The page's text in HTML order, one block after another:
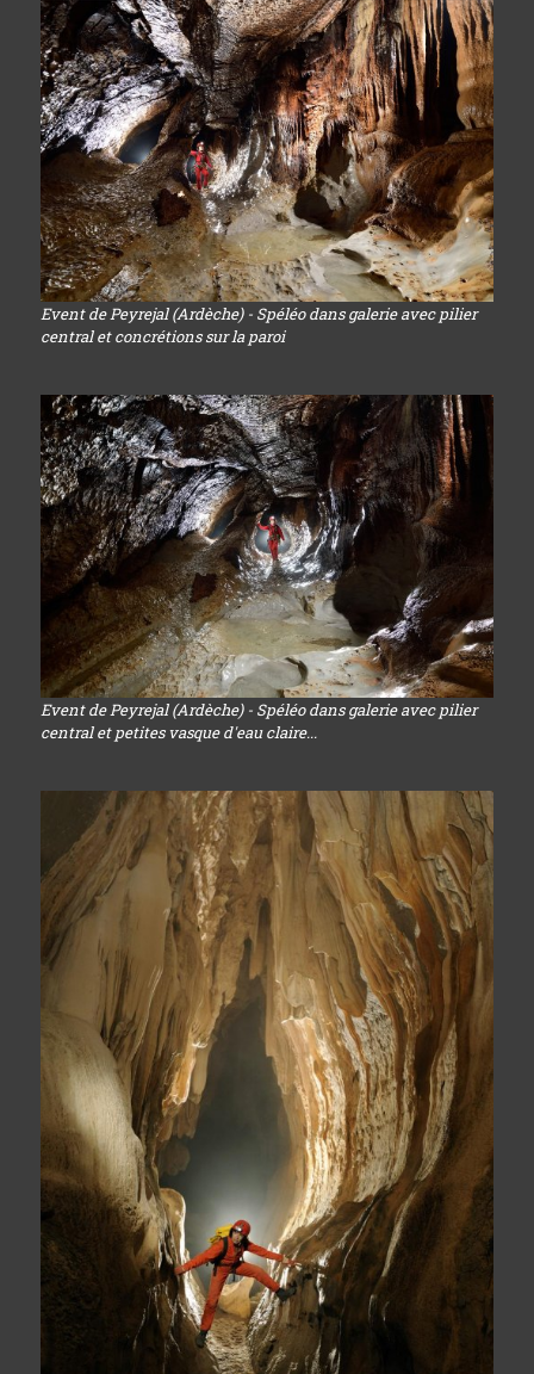
Event de Peyrejal (Ardèche) - Spéléo dans galerie avec pilier
central et concrétions sur la paroi
Event de Peyrejal (Ardèche) - Spéléo dans galerie avec pilier
central et petites vasque d'eau claire...